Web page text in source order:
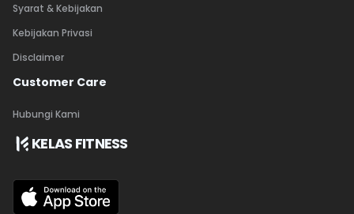
Syarat & Kebijakan
Kebijakan Privasi
Disclaimer
Customer Care
Hubungi Kami
KELAS FITNESS